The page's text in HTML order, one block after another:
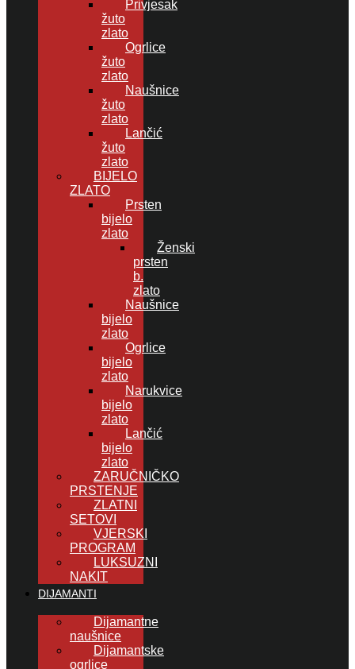
Privjesak
žuto
zlato
Ogrlice
žuto
zlato
Naušnice
žuto
zlato
Lančić
žuto
zlato
BIJELO
ZLATO
Prsten
bijelo
zlato
Ženski
prsten
b.
zlato
Naušnice
bijelo
zlato
Ogrlice
bijelo
zlato
Narukvice
bijelo
zlato
Lančić
bijelo
zlato
ZARUČNIČKO
PRSTENJE
ZLATNI
SETOVI
VJERSKI
PROGRAM
LUKSUZNI
NAKIT
DIJAMANTI
Dijamantne
naušnice
Dijamantske
ogrlice